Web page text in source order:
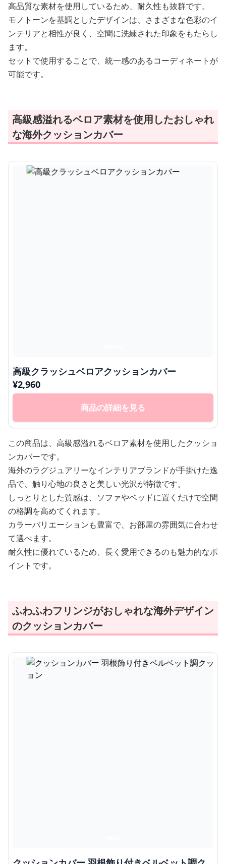
高品質な素材を使用しているため、耐久性も抜群です。
モノトーンを基調としたデザインは、さまざまな色彩のイ
ンテリアと相性が良く、空間に洗練された印象をもたらし
ます。
セットで使用することで、統一感のあるコーディネートが
可能です。
高級感溢れるベロア素材を使用したおしゃれ
な海外クッションカバー
高級クラッシュベロアクッションカバー
¥2,960
商品の詳細を見る
この商品は、高級感溢れるベロア素材を使用したクッショ
ンカバーです。
海外のラグジュアリーなインテリアブランドが手掛けた逸
品で、触り心地の良さと美しい光沢が特徴です。
しっとりとした質感は、ソファやベッドに置くだけで空間
の格調を高めてくれます。
カラーバリエーションも豊富で、お部屋の雰囲気に合わせ
て選べます。
耐久性に優れているため、長く愛用できるのも魅力的なポ
イントです。
ふわふわフリンジがおしゃれな海外デザイン
のクッションカバー